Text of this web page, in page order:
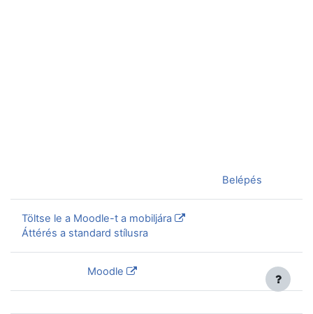
Belépés
Töltse le a Moodle-t a mobiljára
Áttérés a standard stílusra
Moodle